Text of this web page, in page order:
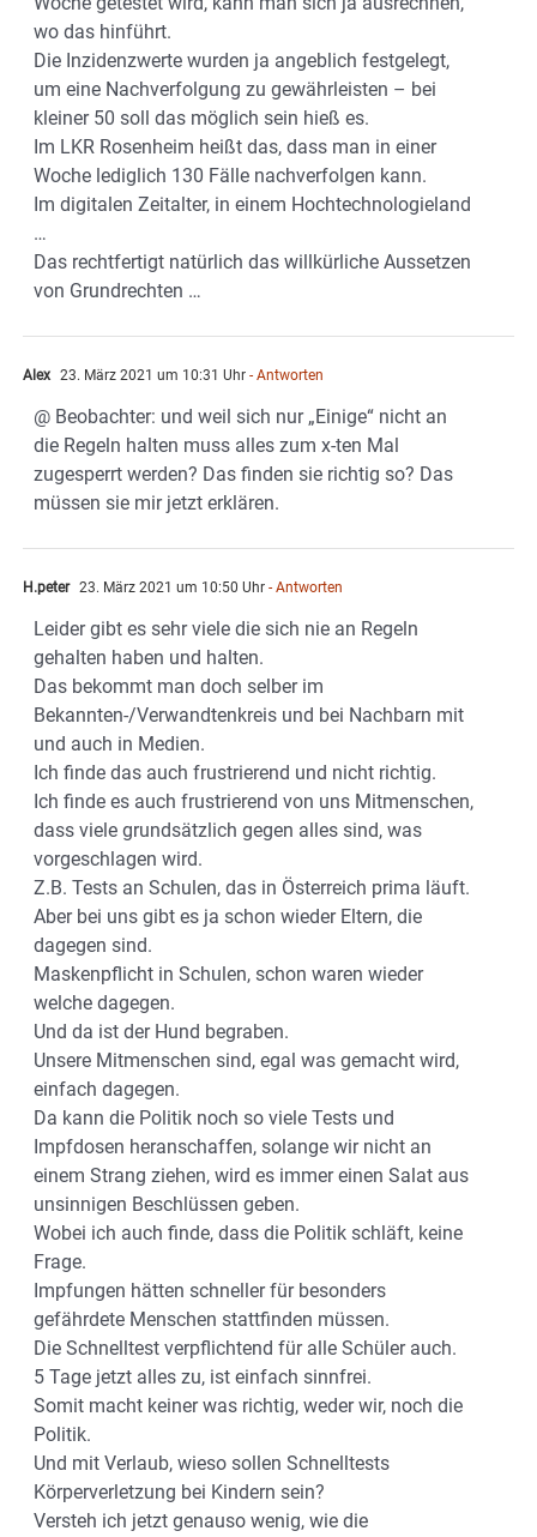
wo das hinführt.
Die Inzidenzwerte wurden ja angeblich festgelegt,
um eine Nachverfolgung zu gewährleisten – bei
kleiner 50 soll das möglich sein hieß es.
Im LKR Rosenheim heißt das, dass man in einer
Woche lediglich 130 Fälle nachverfolgen kann.
Im digitalen Zeitalter, in einem Hochtechnologieland
…
Das rechtfertigt natürlich das willkürliche Aussetzen
von Grundrechten …
Alex 23. März 2021 um 10:31 Uhr - Antworten
@ Beobachter: und weil sich nur „Einige“ nicht an
die Regeln halten muss alles zum x-ten Mal
zugesperrt werden? Das finden sie richtig so? Das
müssen sie mir jetzt erklären.
H.peter 23. März 2021 um 10:50 Uhr - Antworten
Leider gibt es sehr viele die sich nie an Regeln
gehalten haben und halten.
Das bekommt man doch selber im
Bekannten-/Verwandtenkreis und bei Nachbarn mit
und auch in Medien.
Ich finde das auch frustrierend und nicht richtig.
Ich finde es auch frustrierend von uns Mitmenschen,
dass viele grundsätzlich gegen alles sind, was
vorgeschlagen wird.
Z.B. Tests an Schulen, das in Österreich prima läuft.
Aber bei uns gibt es ja schon wieder Eltern, die
dagegen sind.
Maskenpflicht in Schulen, schon waren wieder
welche dagegen.
Und da ist der Hund begraben.
Unsere Mitmenschen sind, egal was gemacht wird,
einfach dagegen.
Da kann die Politik noch so viele Tests und
Impfdosen heranschaffen, solange wir nicht an
einem Strang ziehen, wird es immer einen Salat aus
unsinnigen Beschlüssen geben.
Wobei ich auch finde, dass die Politik schläft, keine
Frage.
Impfungen hätten schneller für besonders
gefährdete Menschen stattfinden müssen.
Die Schnelltest verpflichtend für alle Schüler auch.
5 Tage jetzt alles zu, ist einfach sinnfrei.
Somit macht keiner was richtig, weder wir, noch die
Politik.
Und mit Verlaub, wieso sollen Schnelltests
Körperverletzung bei Kindern sein?
Versteh ich jetzt genauso wenig, wie die